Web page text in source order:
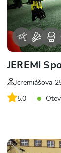
JEREMI
Jeremiášova
5.0